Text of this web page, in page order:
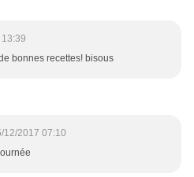
bonnes recettes! bisous
12/2017 07:10